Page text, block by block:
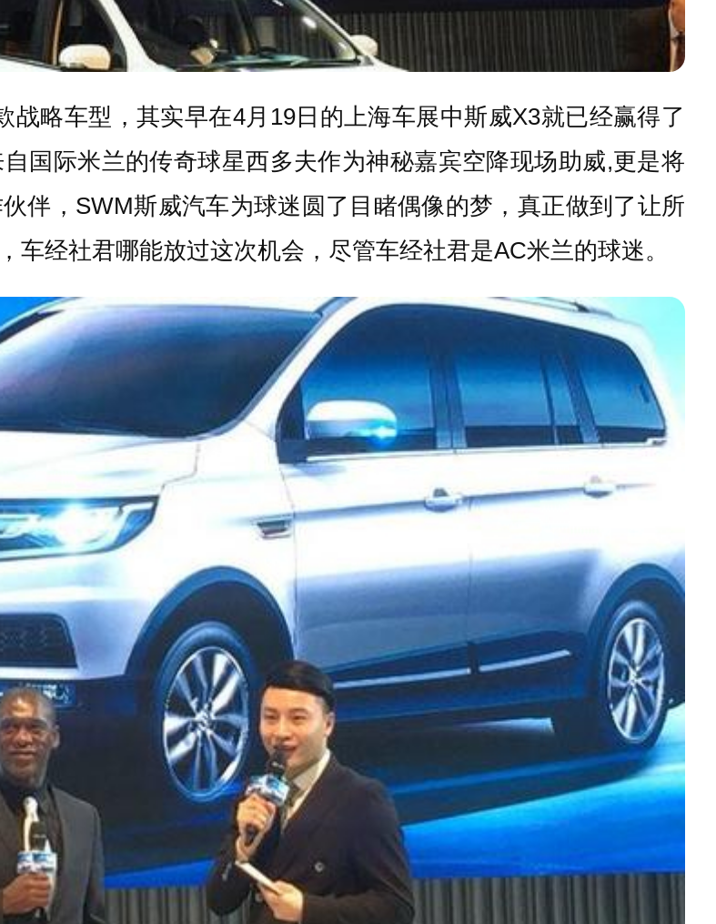
略车型，其实早在4月19日的上海车展中斯威X3就已经赢得了
国际米兰的传奇球星西多夫作为神秘嘉宾空降现场助威,更是将
伴，SWM斯威汽车为球迷圆了目睹偶像的梦，真正做到了让所
经社君哪能放过这次机会，尽管车经社君是AC米兰的球迷。